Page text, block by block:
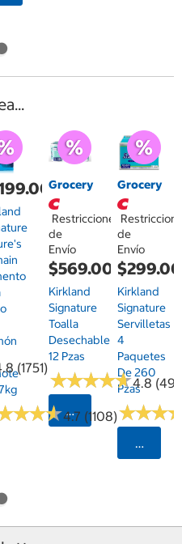
(1751)
★★★
★★★4.7 (1108)
Grocery
Restricciones
de
Envío
$569.00
Kirkland
Signature
Toalla
Desechable
12 Pzas
★★★★★
★★★★★4.8
Seleccionar
Grocery
de
Envío
$299.00
Kirkland
Signature
Servilletas
4
Paquetes
De 260
Pzas
★★★
★★★